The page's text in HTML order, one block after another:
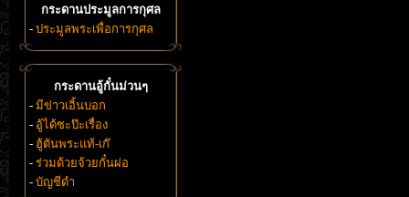
กระดานประมูลการกุศล
- ประมูลพระเพื่อการกุศล
กระดานอู้กั๋นม่วนๆ
- มีข่าวเอิ้นบอก
- อู้ได้ซะป๊ะเรื่อง
- ฮู้ตันพระแท้-เก๊
- ร่วมด้วยจ้วยกั๋นผ่อ
- บัญชีดำ